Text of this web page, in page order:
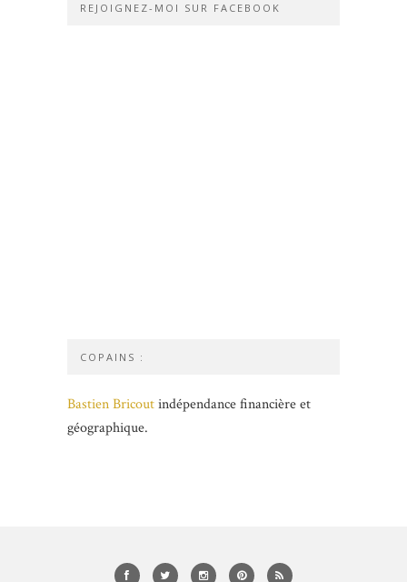
REJOIGNEZ-MOI SUR FACEBOOK
COPAINS :
Bastien Bricoutindépendance financière et
géographique.